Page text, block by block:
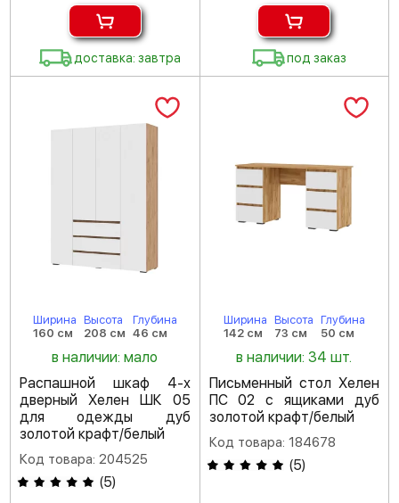
доставка: завтра под заказ
Ширина
160 см
Высота
208 см
Глубина
46 см
в наличии: мало
Распашной шкаф 4-х
дверный Хелен ШК 05
для одежды дуб
золотой крафт/белый
Код товара: 204525
(5)
Ширина
142 см
Высота
73 см
Глубина
50 см
в наличии: 34 шт.
Письменный стол Хелен
ПС 02 с ящиками дуб
золотой крафт/белый
Код товара: 184678
(5)